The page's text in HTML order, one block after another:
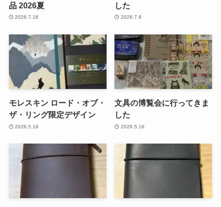
品 2026夏
2026.7.18
した
2026.7.8
モレスキン ロード・オブ・
ザ・リング限定デザイン
2026.5.18
文具の博覧会に行ってきま
した
2026.5.16